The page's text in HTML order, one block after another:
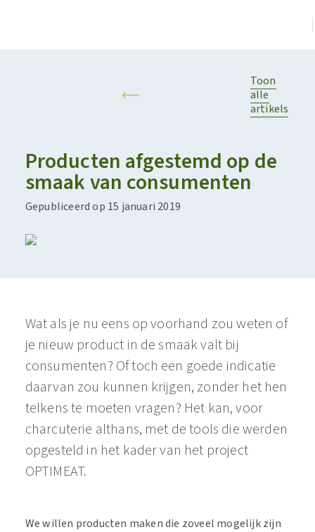
Toon
alle
artikels
Producten afgestemd op de
smaak van consumenten
Gepubliceerd op 15 januari 2019
Wat als je nu eens op voorhand zou weten of
je nieuw product in de smaak valt bij
consumenten? Of toch een goede indicatie
daarvan zou kunnen krijgen, zonder het hen
telkens te moeten vragen? Het kan, voor
charcuterie althans, met de tools die werden
opgesteld in het kader van het project
OPTIMEAT.
We willen producten maken die zoveel mogelijk zijn